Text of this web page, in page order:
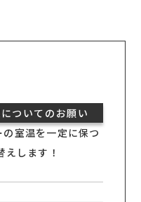
ついてのお願い
室温を一定に保つ
します！